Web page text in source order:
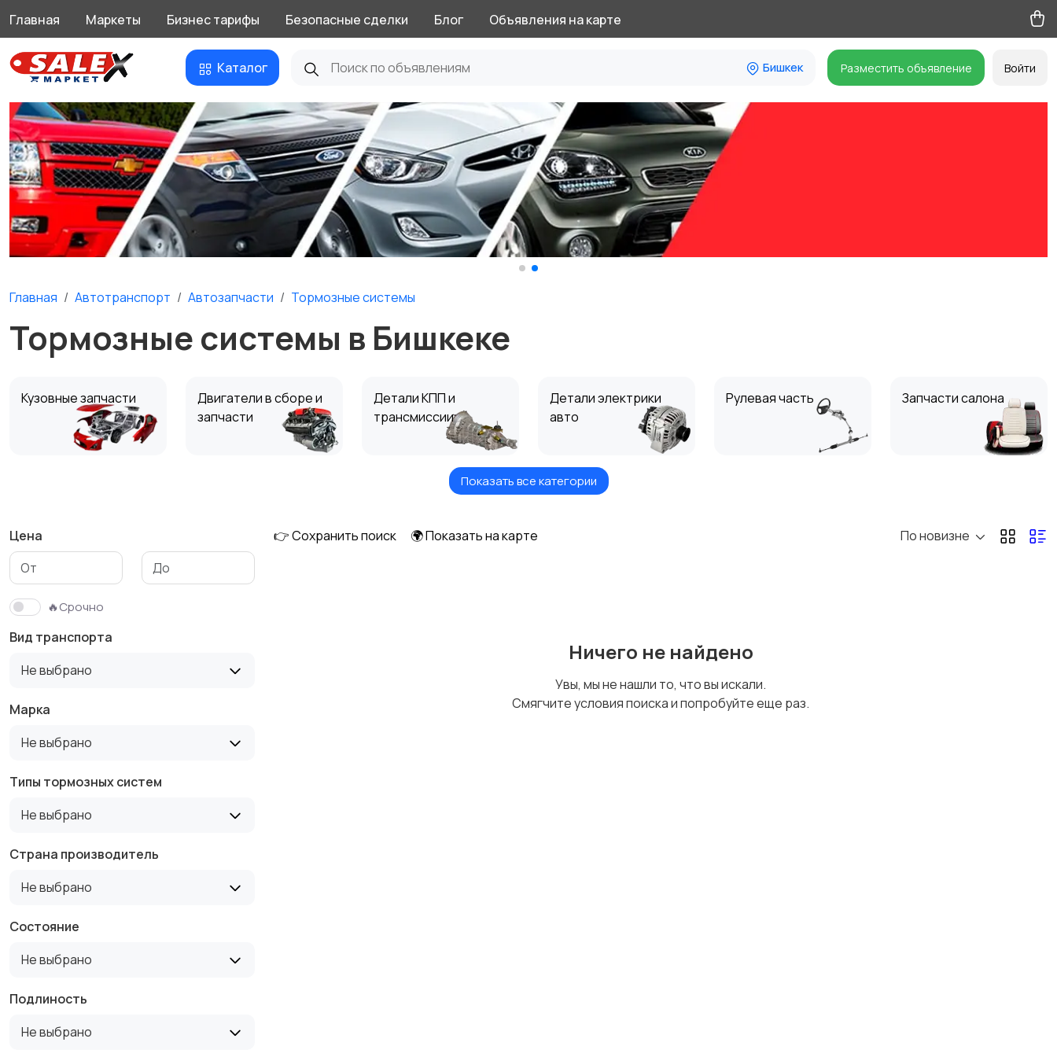
Главная Маркеты Бизнес тарифы Безопасные сделки Блог Объявления на карте
Каталог Бишкек Разместить объявление Войти
Главная Автотранспорт Автозапчасти Тормозные системы
Тормозные системы в Бишкеке
Кузовные запчасти
Двигатели в сборе и
запчасти
Детали КПП и
трансмиссии
Детали электрики
авто
Рулевая часть Запчасти салона
Трубки, патрубки,
Топливные баки
Показать все категории
Цена
🔥Срочно
Вид транспорта
Не выбрано
Марка
Не выбрано
Типы тормозных систем
Не выбрано
Страна производитель
Не выбрано
Состояние
Не выбрано
Подлиность
Не выбрано
👉 Сохранить поиск 🌍 Показать на карте По новизне
Ничего не найдено
Увы, мы не нашли то, что вы искали.
Смягчите условия поиска и попробуйте еще раз.